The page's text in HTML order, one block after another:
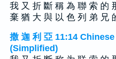
我 又 折 斷 稱 為 聯 索 的
棄 猶 大 與 以 色 列 弟 兄
撒 迦 利 亞 11:14
(Simplified)